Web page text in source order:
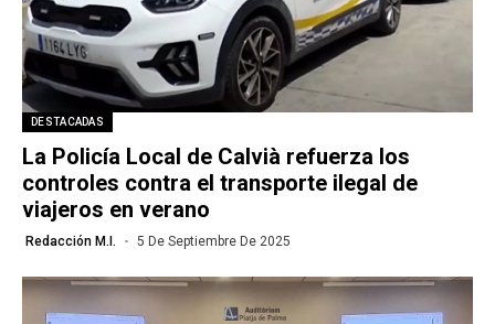
DESTACADAS
La Policía Local de Calvià refuerza los
controles contra el transporte ilegal de
viajeros en verano
Redacción M.I. 5 De Septiembre De 2025